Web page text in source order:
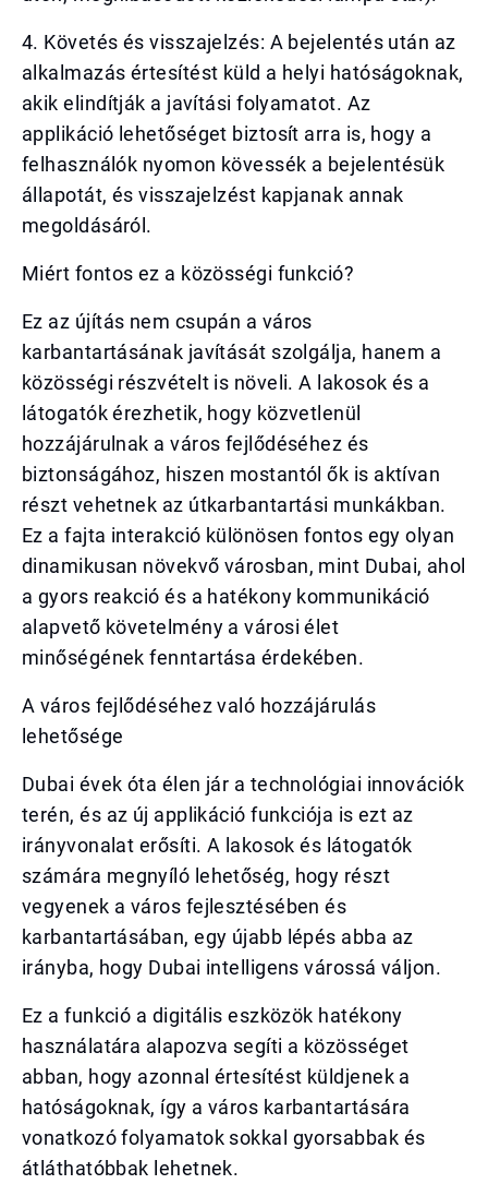
4. Követés és visszajelzés: A bejelentés után az
alkalmazás értesítést küld a helyi hatóságoknak,
akik elindítják a javítási folyamatot. Az
applikáció lehetőséget biztosít arra is, hogy a
felhasználók nyomon kövessék a bejelentésük
állapotát, és visszajelzést kapjanak annak
megoldásáról.
Miért fontos ez a közösségi funkció?
Ez az újítás nem csupán a város
karbantartásának javítását szolgálja, hanem a
közösségi részvételt is növeli. A lakosok és a
látogatók érezhetik, hogy közvetlenül
hozzájárulnak a város fejlődéséhez és
biztonságához, hiszen mostantól ők is aktívan
részt vehetnek az útkarbantartási munkákban.
Ez a fajta interakció különösen fontos egy olyan
dinamikusan növekvő városban, mint Dubai, ahol
a gyors reakció és a hatékony kommunikáció
alapvető követelmény a városi élet
minőségének fenntartása érdekében.
A város fejlődéséhez való hozzájárulás
lehetősége
Dubai évek óta élen jár a technológiai innovációk
terén, és az új applikáció funkciója is ezt az
irányvonalat erősíti. A lakosok és látogatók
számára megnyíló lehetőség, hogy részt
vegyenek a város fejlesztésében és
karbantartásában, egy újabb lépés abba az
irányba, hogy Dubai intelligens várossá váljon.
Ez a funkció a digitális eszközök hatékony
használatára alapozva segíti a közösséget
abban, hogy azonnal értesítést küldjenek a
hatóságoknak, így a város karbantartására
vonatkozó folyamatok sokkal gyorsabbak és
átláthatóbbak lehetnek.